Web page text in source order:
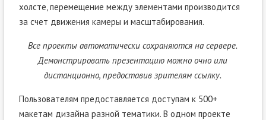
холсте, перемещение между элементами производится
за счет движения камеры и масштабирования.
Все проекты автоматически сохраняются на сервере.
Демонстрировать презентацию можно очно или
дистанционно, предоставив зрителям ссылку.
Пользователям предоставляется доступам к 500+
макетам дизайна разной тематики. В одном проекте